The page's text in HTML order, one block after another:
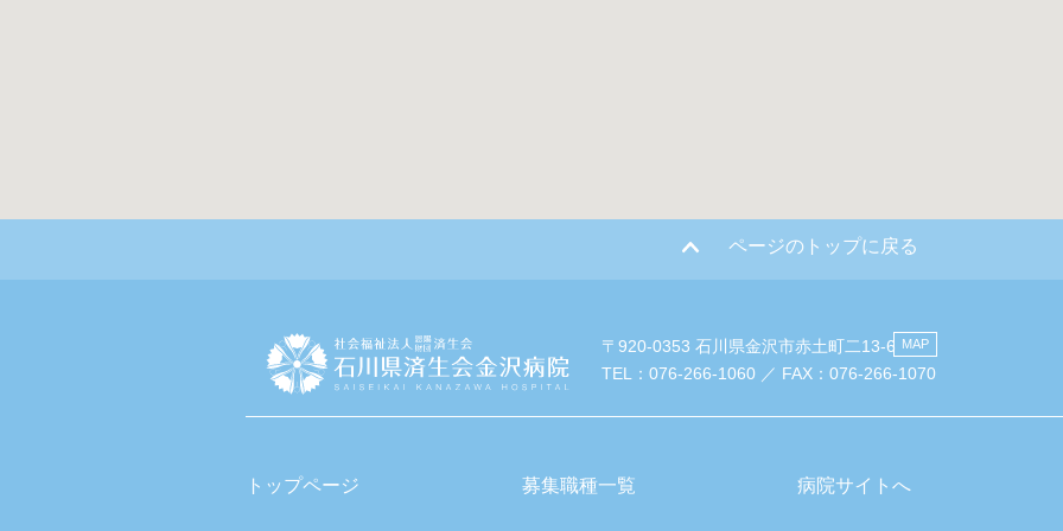
ページのトップに戻る
〒920-0353 石川県金沢市赤土町二13-6
TEL：076-266-1060 ／ FAX：076-266-1070
MAP
トップページ 募集職種一覧 病院サイトへ